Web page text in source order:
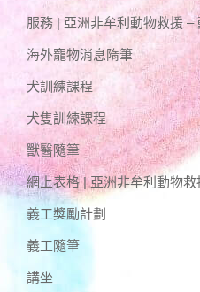
服務 | 亞洲非牟利動物救援 –
海外寵物消息隋筆
犬訓練課程
犬隻訓練課程
獸醫隨筆
網上表格 | 亞洲非牟利動物
義工獎勵計劃
義工隨筆
講坐